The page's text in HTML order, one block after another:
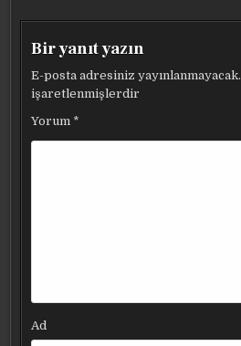
Bir yanıt yazın
E-posta adresiniz yayınlanmayacak.
işaretlenmişlerdir
Yorum *
Ad